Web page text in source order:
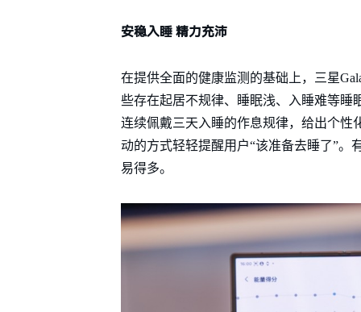
安稳入睡 精力充沛
在提供全面的健康监测的基础上，三星
些存在起居不规律、睡眠浅、入睡难等睡
连续佩戴三天入睡的作息规律，给出个性
动的方式轻轻提醒用户“该准备去睡了”。
易得多。